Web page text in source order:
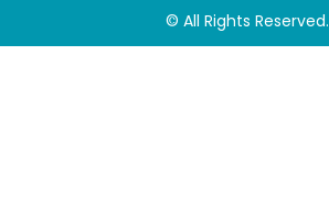
© All Rights Reserved.